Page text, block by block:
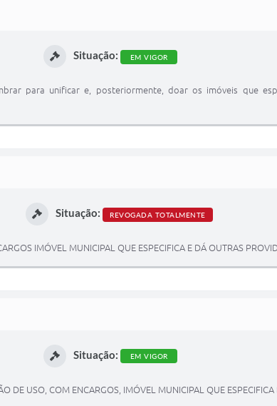
Situação: EM VIGOR
para unificar e, posteriormente, doar os imóveis que
Situação: REVOGADA TOTALMENTE
IMÓVEL MUNICIPAL QUE ESPECIFICA E DÁ OUTRAS
Situação: EM VIGOR
DE USO, COM ENCARGOS, IMÓVEL MUNICIPAL QUE